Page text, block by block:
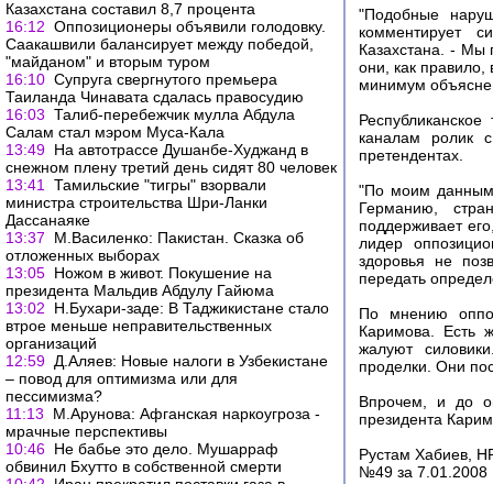
Казахстана составил 8,7 процента
16:12 Оппозиционеры объявили голодовку.
Саакашвили балансирует между победой,
"майданом" и вторым туром
16:10 Супруга свергнутого премьера
Таиланда Чинавата сдалась правосудию
16:03 Талиб-перебежчик мулла Абдула
Салам стал мэром Муса-Кала
13:49 На автотрассе Душанбе-Худжанд в
снежном плену третий день сидят 80 человек
13:41
Тамильские "тигры" взорвали
министра строительства Шри-Ланки
Дассанаяке
13:37
М.Василенко: Пакистан. Сказка об
отложенных выборах
13:05 Ножом в живот. Покушение на
президента Мальдив Абдулу Гайюма
13:02
Н.Бухари-заде: В Таджикистане стало
втрое меньше неправительственных
организаций
12:59 Д.Аляев: Новые налоги в Узбекистане
– повод для оптимизма или для
пессимизма?
11:13
М.Арунова: Афганская наркоугроза -
мрачные перспективы
10:46 Не бабье это дело. Мушарраф
обвинил Бхутто в собственной смерти
"Подобные
комментирует
Казахстана. - Мы
они, как
минимум
каналам ролик
претендентах.
"По моим
Германию,
поддерживает
лидер
здоровья не
передать
По мнению
Каримова. Есть
жалуют
проделки. Они
Впрочем, и до
президента
Рустам Хабиев,
№49 за 7.01.2008